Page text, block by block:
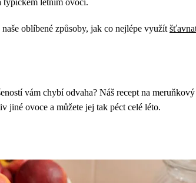
oblíbené způsoby, jak co nejlépe využít
vám chybí odvaha? Náš recept na
jiné ovoce a můžete jej tak péct celé léto.